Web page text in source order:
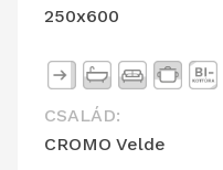
250x600
CSALÁD:
CROMO Velde